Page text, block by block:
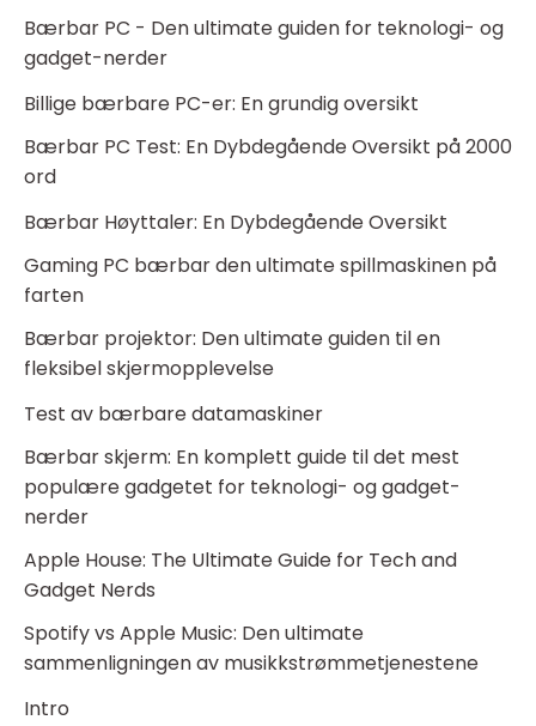
Bærbar PC - Den ultimate guiden for teknologi- og
gadget-nerder
Billige bærbare PC-er: En grundig oversikt
Bærbar PC Test: En Dybdegående Oversikt på 2000
ord
Bærbar Høyttaler: En Dybdegående Oversikt
Gaming PC bærbar den ultimate spillmaskinen på
farten
Bærbar projektor: Den ultimate guiden til en
fleksibel skjermopplevelse
Test av bærbare datamaskiner
Bærbar skjerm: En komplett guide til det mest
populære gadgetet for teknologi- og gadget-
nerder
Apple House: The Ultimate Guide for Tech and
Gadget Nerds
Spotify vs Apple Music: Den ultimate
sammenligningen av musikkstrømmetjenestene
Intro